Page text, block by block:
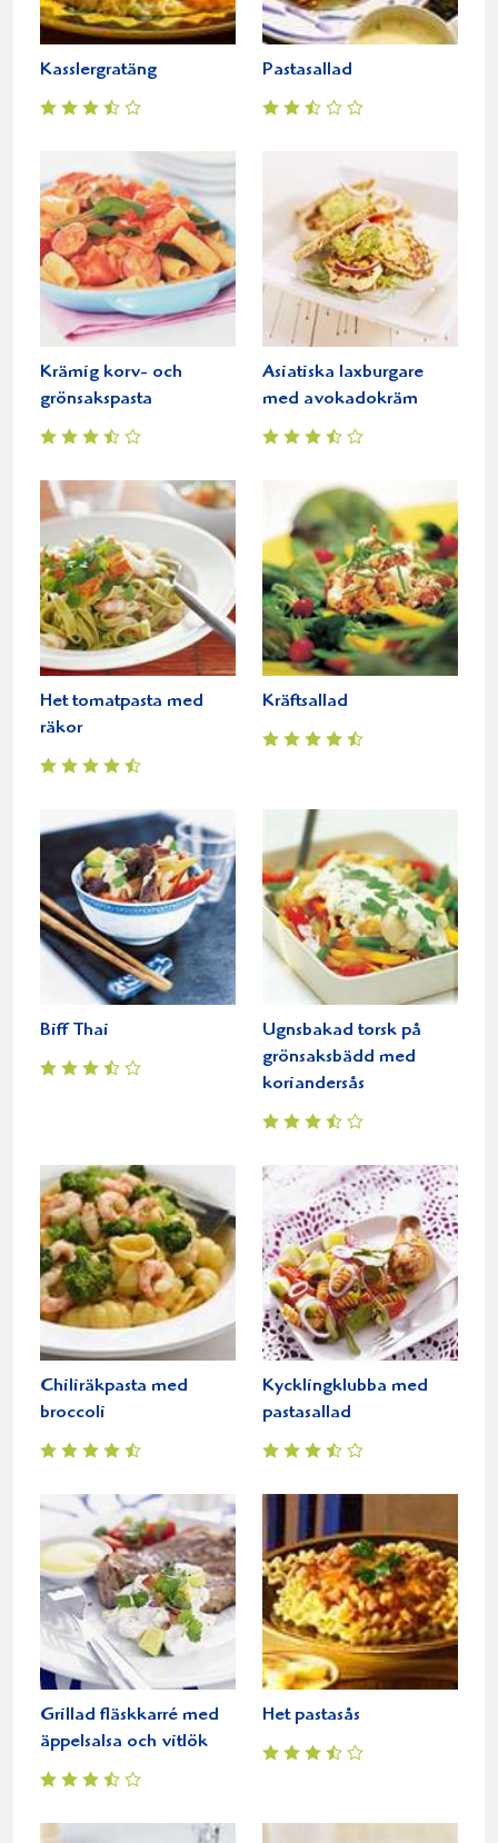
Kasslergratäng Pastasallad
Krämig korv- och
grönsakspasta
Asiatiska laxburgare
med avokadokräm
Het tomatpasta med
räkor
Kräftsallad
Biff Thai
Ugnsbakad torsk på
grönsaksbädd med
koriandersås
Chiliräkpasta med
broccoli
Kycklingklubba med
pastasallad
Grillad fläskkarré med
äppelsalsa och vitlök
Het pastasås